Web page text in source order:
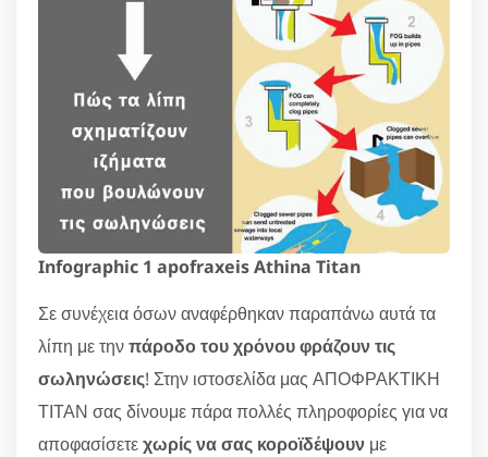
Infographic 1 apofraxeis Athina Titan
Σε συνέχεια όσων αναφέρθηκαν παραπάνω αυτά τα
λίπη με τηνπάροδο του χρόνου φράζουν τις
σωληνώσεις! Στην ιστοσελίδα μας ΑΠΟΦΡΑΚΤΙΚΗ
ΤΙΤΑΝ σας δίνουμε πάρα πολλές πληροφορίες για να
αποφασίσετεχωρίς να σας κοροϊδέψουν με